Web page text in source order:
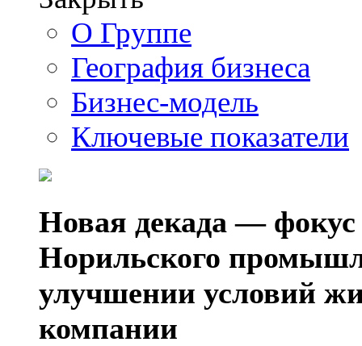
О Группе
География бизнеса
Бизнес-модель
Ключевые показатели
Новая декада — фокус
Норильского
улучшении условий
компании